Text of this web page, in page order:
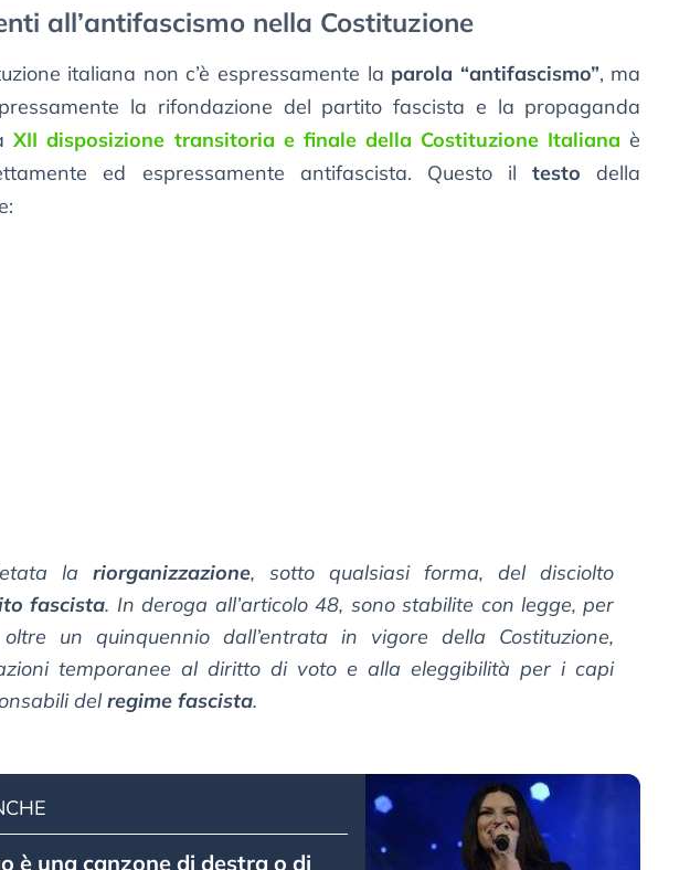
all’antifascismo nella Costituzione
italiana non c’è espressamente la parola “antifascismo”, ma
la rifondazione del partito fascista e la propaganda
XII disposizione transitoria e finale della Costituzione Italiana è
ed espressamente antifascista. Questo iltesto della
lariorganizzazione, sotto qualsiasi forma, del disciolto
fascista. In deroga all’articolo 48, sono stabilite con legge, per
un quinquennio dall’entrata in vigore della Costituzione,
temporanee al diritto di voto e alla eleggibilità per i capi
delregime fascista.
è una canzone di destra o di